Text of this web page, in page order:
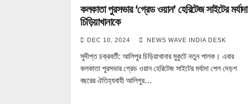
কলকাতা পুরসভার ‘গ্রেড ওয়ান’ হেরিটেজ সাইটের মর্যাদা
চিড়িয়াখানাকে
DEC 10, 2024 NEWS WAVE INDIA DESK
সুদীপ্ত চক্রবর্তী: আলিপুর চিড়িয়াখানার মুকুটে নতুন পালক। এবার
কলকাতা পুরসভার গ্রেড ওয়ান হেরিটেজ সাইটের মর্যাদা পেল দেড়শ
বছরের ঐতিহ্যবাহী আলিপুর…